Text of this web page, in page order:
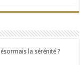
la sérénité ?